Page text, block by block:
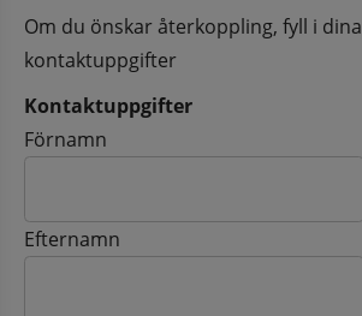
Om du önskar återkoppling, fyll i dina
kontaktuppgifter
Kontaktuppgifter
Kontaktuppgifter
Förnamn
Efternamn